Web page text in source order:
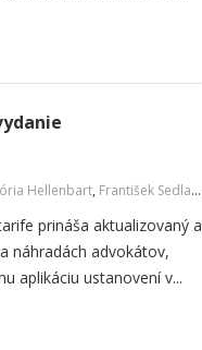
Hellenbart, František Sedlačko
prináša aktualizovaný a
náhradách advokátov,
aplikáciu ustanovení v...